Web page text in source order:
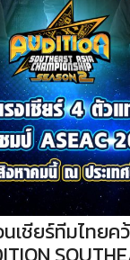
เชียร์ทีมไทยค